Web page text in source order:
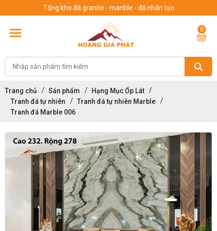
Tổng kho đá granite - manble - đá nhân tạo
0
Trang chủ Sản phẩm
Hạng Mục Ốp Lát
Tranh đá tự nhiên
Tranh đá tự nhiên Marble
Tranh đá Marble 006